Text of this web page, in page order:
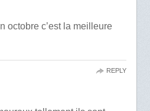
octobre c’est la meilleure
REPLY